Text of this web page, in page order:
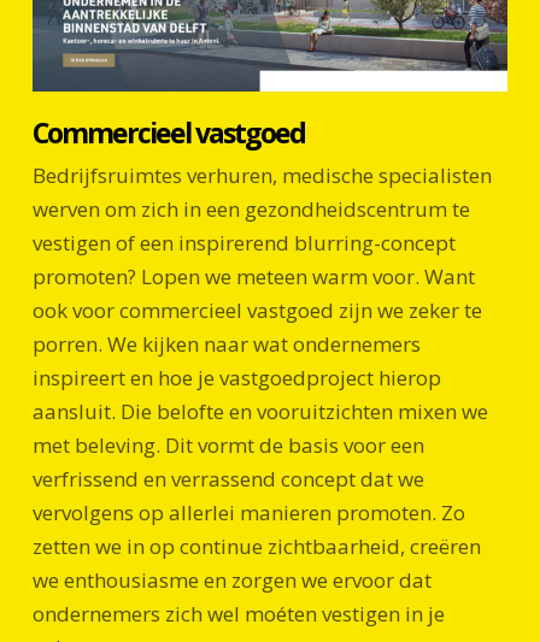
Commercieel vastgoed
Bedrijfsruimtes verhuren, medische specialisten
werven om zich in een gezondheidscentrum te
vestigen of een inspirerend blurring-concept
promoten? Lopen we meteen warm voor. Want
ook voor commercieel vastgoed zijn we zeker te
porren. We kijken naar wat ondernemers
inspireert en hoe je vastgoedproject hierop
aansluit. Die belofte en vooruitzichten mixen we
met beleving. Dit vormt de basis voor een
verfrissend en verrassend concept dat we
vervolgens op allerlei manieren promoten. Zo
zetten we in op continue zichtbaarheid, creëren
we enthousiasme en zorgen we ervoor dat
ondernemers zich wel moéten vestigen in je